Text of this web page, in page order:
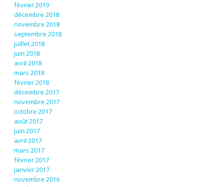
février 2019
décembre 2018
novembre 2018
septembre 2018
juillet 2018
juin 2018
avril 2018
mars 2018
février 2018
décembre 2017
novembre 2017
octobre 2017
août 2017
juin 2017
avril 2017
mars 2017
février 2017
janvier 2017
novembre 2016